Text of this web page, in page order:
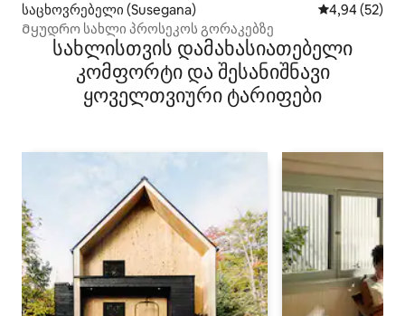
საცხოვრებელი (Susegana) საშუალო
4,94 (52)
Მყუდრო სახლი პროსეკოს გორაკებზე
სახლისთვის დამახასიათებელი
კომფორტი და შესანიშნავი
ყოველთვიური ტარიფები